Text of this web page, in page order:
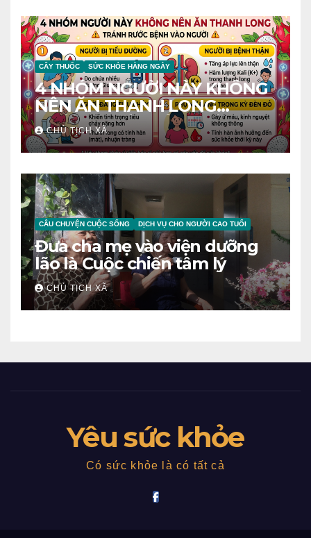
CÂY THUỐC SỨC KHỎE HÀNG NGÀY
4 NHÓM NGƯỜI NÀY KHÔNG
NÊN ĂN THANH LONG
TRÁNH RƯỚC BỆNH VÀO
NGƯỜI
CHỦ TỊCH XÃ
CÂU CHUYỆN CUỘC SỐNG DỊCH VỤ CHO NGƯỜI CAO TUỔI
Đưa cha mẹ vào viện dưỡng
lão là Cuộc chiến tâm lý
CHỦ TỊCH XÃ
Yêu sức khỏe
Có sức khỏe là có tất cả